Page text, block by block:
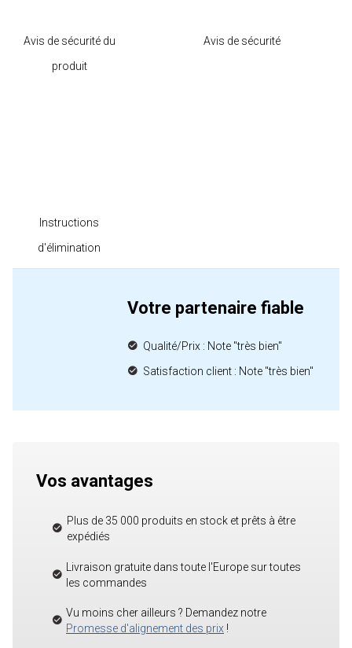
Avis de sécurité du
produit
Avis de sécurité
Instructions
d'élimination
Votre partenaire fiable
Qualité/Prix : Note "très bien"
Satisfaction client : Note "très bien"
Vos avantages
Plus de 35 000 produits en stock et prêts à être
expédiés
Livraison gratuite dans toute l'Europe sur toutes
les commandes
Vu moins cher ailleurs ? Demandez notre
Promesse d'alignement des prix !